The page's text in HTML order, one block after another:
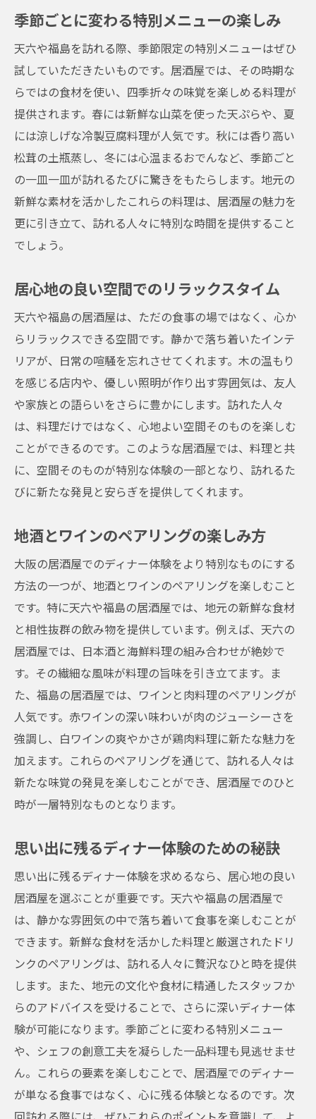
地元ならではの味わいを楽しむ
記憶に残る一品を求めて
福島の居酒屋で堪能する厳選ワインと料理のマ
リアージュ
料理を引き立てる厳選ワイン
プロが選ぶ絶品ペアリング
ワイン初心者でも楽しめる居酒屋
特別な日のワインセレクション
料理とワインの調和を楽しむ
ー
地元の旬を取り入れたメニュー
食材の魅力を最大限に引き出す調理
常連に愛される定番メニュー
料理の背後にあるストーリー
シンプルで奥深い味わいを提供
福島の隠れ家居酒屋で心ゆくまで楽しむ大阪の
夜
地元の人々に愛される居酒屋の魅力
心からリラックスできる空間
美食とともに過ごす至福の時間
思い出に残る夜になるために
居酒屋で過ごす大人の夜の楽しみ方
季節ごとに変わる特別メニューの楽しみ
天六や福島を訪れる際、季節限定の特別メニューはぜひ
試していただきたいものです。居酒屋では、その時期な
らではの食材を使い、四季折々の味覚を楽しめる料理が
提供されます。春には新鮮な山菜を使った天ぷらや、夏
には涼しげな冷製豆腐料理が人気です。秋には香り高い
松茸の土瓶蒸し、冬には心温まるおでんなど、季節ごと
の一皿一皿が訪れるたびに驚きをもたらします。地元の
新鮮な素材を活かしたこれらの料理は、居酒屋の魅力を
更に引き立て、訪れる人々に特別な時間を提供すること
でしょう。
居心地の良い空間でのリラックスタイム
天六や福島の居酒屋は、ただの食事の場ではなく、心か
らリラックスできる空間です。静かで落ち着いたインテ
リアが、日常の喧騒を忘れさせてくれます。木の温もり
を感じる店内や、優しい照明が作り出す雰囲気は、友人
や家族との語らいをさらに豊かにします。訪れた人々
は、料理だけではなく、心地よい空間そのものを楽しむ
ことができるのです。このような居酒屋では、料理と共
に、空間そのものが特別な体験の一部となり、訪れるた
びに新たな発見と安らぎを提供してくれます。
地酒とワインのペアリングの楽しみ方
大阪の居酒屋でのディナー体験をより特別なものにする
方法の一つが、地酒とワインのペアリングを楽しむこと
です。特に天六や福島の居酒屋では、地元の新鮮な食材
と相性抜群の飲み物を提供しています。例えば、天六の
居酒屋では、日本酒と海鮮料理の組み合わせが絶妙で
す。その繊細な風味が料理の旨味を引き立てます。ま
た、福島の居酒屋では、ワインと肉料理のペアリングが
人気です。赤ワインの深い味わいが肉のジューシーさを
強調し、白ワインの爽やかさが鶏肉料理に新たな魅力を
加えます。これらのペアリングを通じて、訪れる人々は
新たな味覚の発見を楽しむことができ、居酒屋でのひと
時が一層特別なものとなります。
思い出に残るディナー体験のための秘訣
思い出に残るディナー体験を求めるなら、居心地の良い
居酒屋を選ぶことが重要です。天六や福島の居酒屋で
は、静かな雰囲気の中で落ち着いて食事を楽しむことが
できます。新鮮な食材を活かした料理と厳選されたドリ
ンクのペアリングは、訪れる人々に贅沢なひと時を提供
します。また、地元の文化や食材に精通したスタッフか
らのアドバイスを受けることで、さらに深いディナー体
験が可能になります。季節ごとに変わる特別メニュー
や、シェフの創意工夫を凝らした一品料理も見逃せませ
ん。これらの要素を楽しむことで、居酒屋でのディナー
が単なる食事ではなく、心に残る体験となるのです。次